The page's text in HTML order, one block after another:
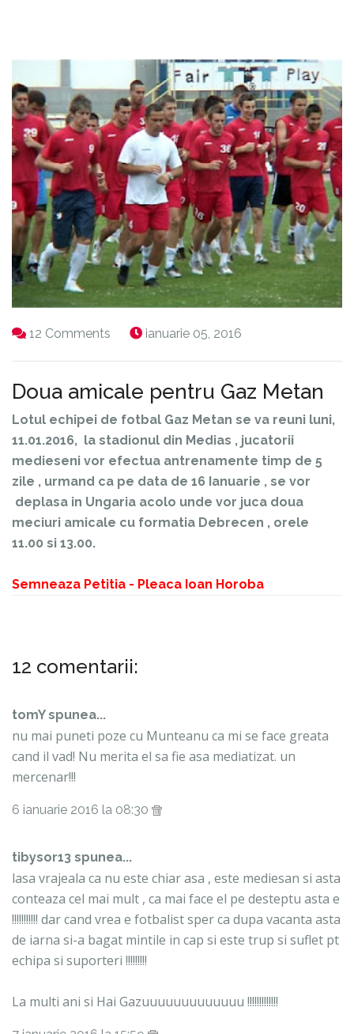
12 Comments ianuarie 05, 2016
Doua amicale pentru Gaz Metan
Lotul echipei de fotbal Gaz Metan se va reuni luni,
11.01.2016, la stadionul din Medias , jucatorii
medieseni vor efectua antrenamente timp de 5
zile , urmand ca pe data de 16 Ianuarie , se vor
deplasa in Ungaria acolo unde vor juca doua
meciuri amicale cu formatia Debrecen , orele
11.00 si 13.00.
Semneaza Petitia - Pleaca Ioan Horoba
12 comentarii:
tomY spunea...
nu mai puneti poze cu Munteanu ca mi se face greata
cand il vad! Nu merita el sa fie asa mediatizat. un
mercenar!!!
6 ianuarie 2016 la 08:30
tibysor13 spunea...
lasa vrajeala ca nu este chiar asa , este mediesan si asta
conteaza cel mai mult , ca mai face el pe desteptu asta e
!!!!!!!!!!! dar cand vrea e fotbalist sper ca dupa vacanta asta
de iarna si-a bagat mintile in cap si este trup si suflet pt
echipa si suporteri !!!!!!!!!
La multi ani si Hai Gazuuuuuuuuuuuuu !!!!!!!!!!!!!